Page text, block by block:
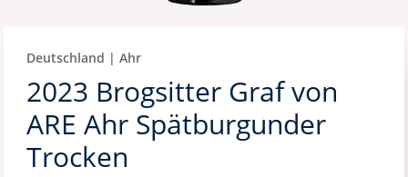
Deutschland | Ahr
2023 Brogsitter Graf von
ARE Ahr Spätburgunder
Trocken